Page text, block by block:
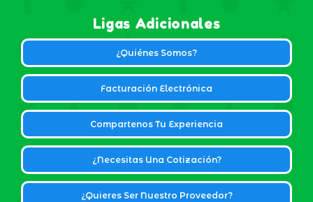
Ligas Adicionales
¿Quiénes Somos?
Facturación Electrónica
Compartenos Tu Experiencia
¿Necesitas Una Cotización?
¿Quieres Ser Nuestro Proveedor?